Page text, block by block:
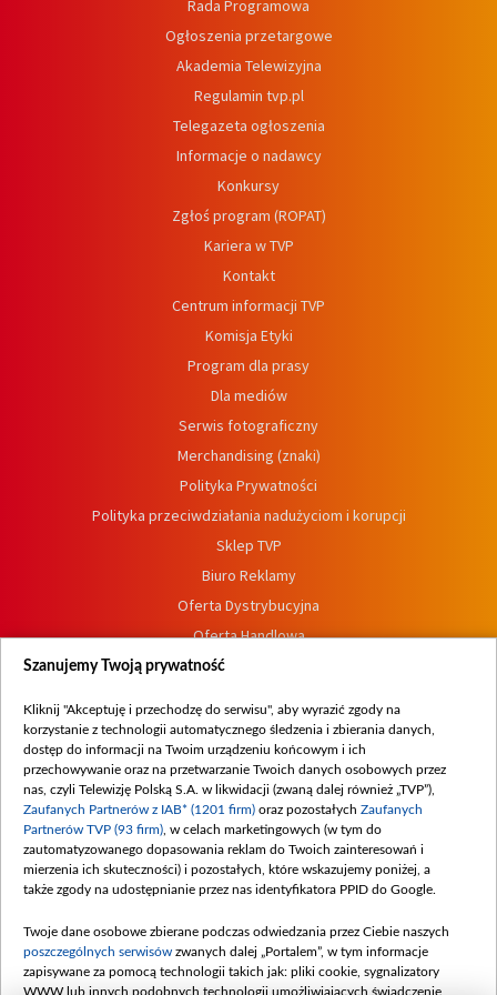
Rada Programowa
Ogłoszenia przetargowe
Akademia Telewizyjna
Regulamin tvp.pl
Telegazeta ogłoszenia
Informacje o nadawcy
Konkursy
Zgłoś program (ROPAT)
Kariera w TVP
Kontakt
Centrum informacji TVP
Komisja Etyki
Program dla prasy
Dla mediów
Serwis fotograficzny
Merchandising (znaki)
Polityka Prywatności
Polityka przeciwdziałania nadużyciom i korupcji
Sklep TVP
Biuro Reklamy
Oferta Dystrybucyjna
Oferta Handlowa
Dostępność
Procedura zgłoszeń wewnętrznych
Szanujemy Twoją prywatność
Kliknij "Akceptuję i przechodzę do serwisu", aby wyrazić zgody na
korzystanie z technologii automatycznego śledzenia i zbierania danych,
dostęp do informacji na Twoim urządzeniu końcowym i ich
przechowywanie oraz na przetwarzanie Twoich danych osobowych przez
nas, czyli Telewizję Polską S.A. w likwidacji (zwaną dalej również „TVP”),
Zaufanych Partnerów z IAB* (1201 firm) oraz pozostałych Zaufanych
Partnerów TVP (93 firm) , w celach marketingowych (w tym do
zautomatyzowanego dopasowania reklam do Twoich zainteresowań i
mierzenia ich skuteczności) i pozostałych, które wskazujemy poniżej, a
także zgody na udostępnianie przez nas identyfikatora PPID do Google.
Twoje dane osobowe zbierane podczas odwiedzania przez Ciebie naszych
poszczególnych serwisów zwanych dalej „Portalem”, w tym informacje
zapisywane za pomocą technologii takich jak: pliki cookie, sygnalizatory
WWW lub innych podobnych technologii umożliwiających świadczenie